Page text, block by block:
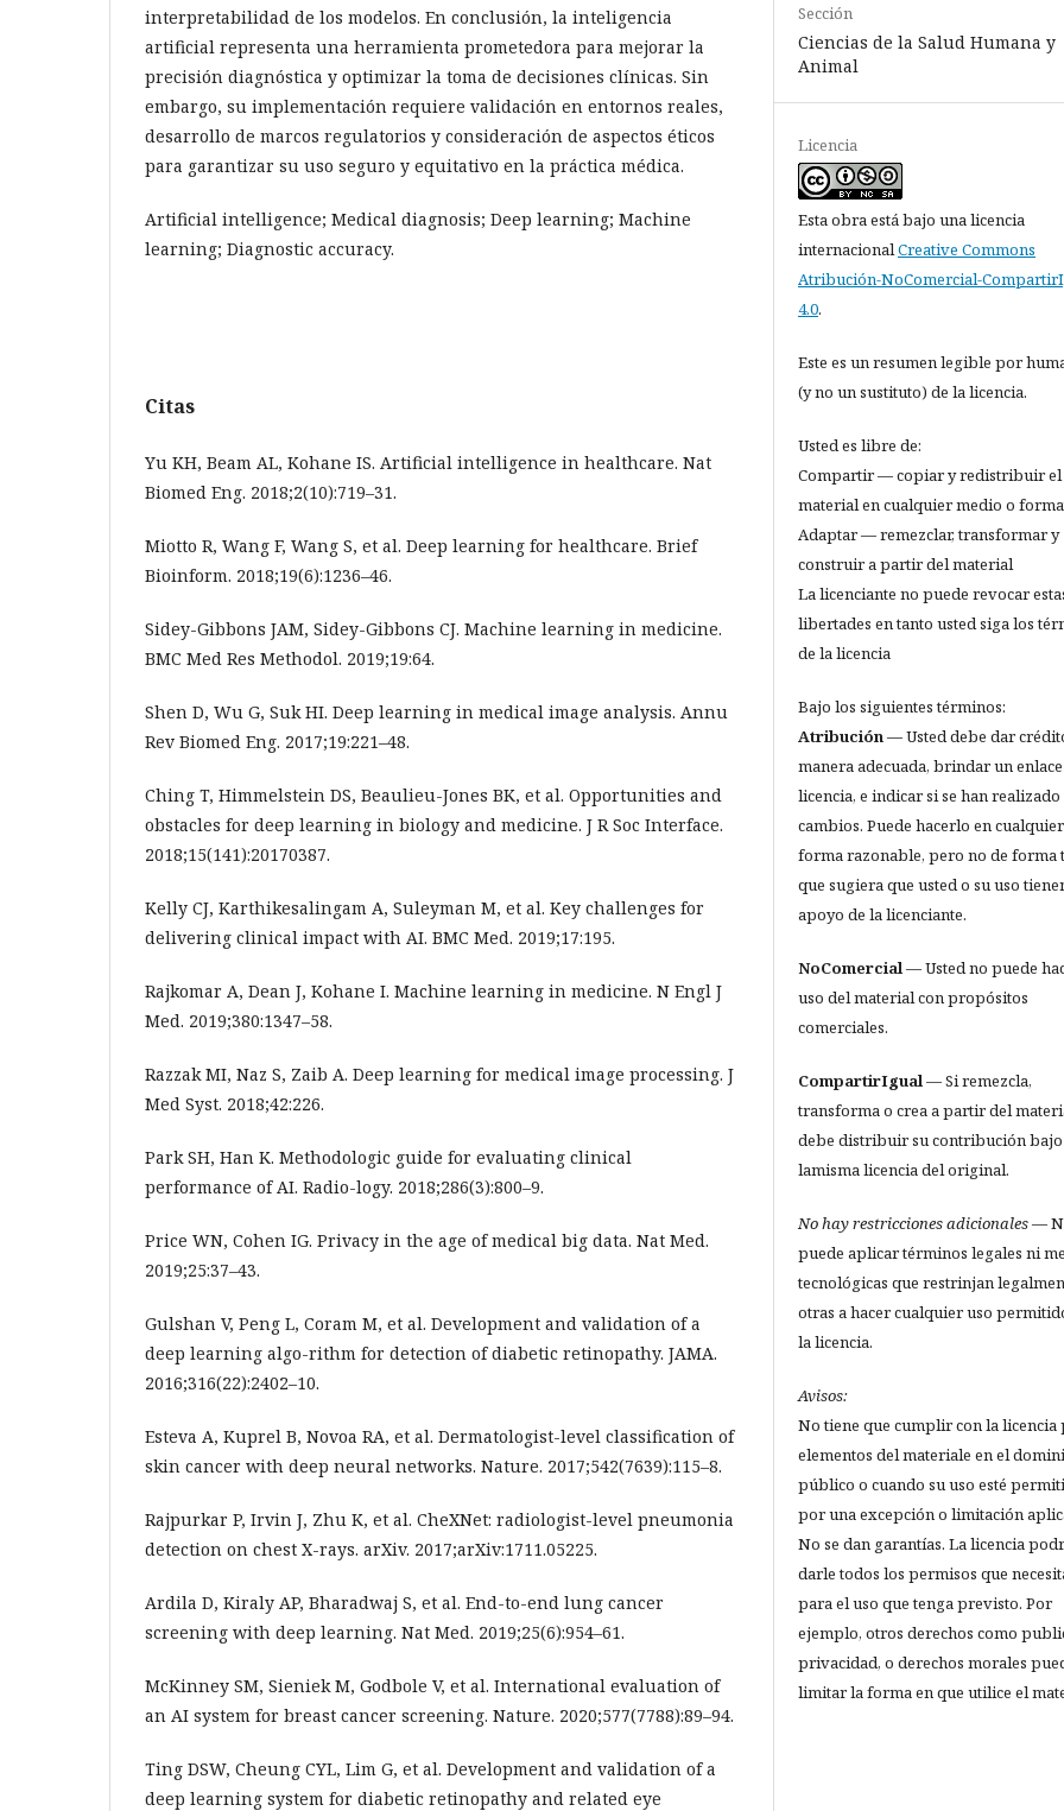
interpretabilidad de los modelos. En conclusión, la inteligencia
artificial representa una herramienta prometedora para mejorar la
precisión diagnóstica y optimizar la toma de decisiones clínicas. Sin
embargo, su implementación requiere validación en entornos reales,
desarrollo de marcos regulatorios y consideración de aspectos éticos
para garantizar su uso seguro y equitativo en la práctica médica.
Artificial intelligence; Medical diagnosis; Deep learning; Machine
learning; Diagnostic accuracy.
Citas
Yu KH, Beam AL, Kohane IS. Artificial intelligence in healthcare. Nat
Biomed Eng. 2018;2(10):719–31.
Miotto R, Wang F, Wang S, et al. Deep learning for healthcare. Brief
Bioinform. 2018;19(6):1236–46.
Sidey-Gibbons JAM, Sidey-Gibbons CJ. Machine learning in medicine.
BMC Med Res Methodol. 2019;19:64.
Shen D, Wu G, Suk HI. Deep learning in medical image analysis. Annu
Rev Biomed Eng. 2017;19:221–48.
Ching T, Himmelstein DS, Beaulieu-Jones BK, et al. Opportunities and
obstacles for deep learning in biology and medicine. J R Soc Interface.
2018;15(141):20170387.
Kelly CJ, Karthikesalingam A, Suleyman M, et al. Key challenges for
delivering clinical impact with AI. BMC Med. 2019;17:195.
Rajkomar A, Dean J, Kohane I. Machine learning in medicine. N Engl J
Med. 2019;380:1347–58.
Razzak MI, Naz S, Zaib A. Deep learning for medical image processing. J
Med Syst. 2018;42:226.
Park SH, Han K. Methodologic guide for evaluating clinical
performance of AI. Radio-logy. 2018;286(3):800–9.
Price WN, Cohen IG. Privacy in the age of medical big data. Nat Med.
2019;25:37–43.
Gulshan V, Peng L, Coram M, et al. Development and validation of a
deep learning algo-rithm for detection of diabetic retinopathy. JAMA.
2016;316(22):2402–10.
Esteva A, Kuprel B, Novoa RA, et al. Dermatologist-level classification of
skin cancer with deep neural networks. Nature. 2017;542(7639):115–8.
Rajpurkar P, Irvin J, Zhu K, et al. CheXNet: radiologist-level pneumonia
detection on chest X-rays. arXiv. 2017;arXiv:1711.05225.
Ardila D, Kiraly AP, Bharadwaj S, et al. End-to-end lung cancer
screening with deep learning. Nat Med. 2019;25(6):954–61.
McKinney SM, Sieniek M, Godbole V, et al. International evaluation of
an AI system for breast cancer screening. Nature. 2020;577(7788):89–94.
Ting DSW, Cheung CYL, Lim G, et al. Development and validation of a
deep learning system for diabetic retinopathy and related eye
Sección
Ciencias de la Salud Humana y
Animal
Licencia
Esta obra está bajo una licencia
internacionalCreative Commons
Atribución-NoComercial-
4.0.
Este es un resumen legible por
(y no un sustituto) de la licencia.
Usted es libre de:
Compartir — copiar y redistribuir el
material en cualquier medio o
Adaptar — remezclar, transformar y
construir a partir del material
La licenciante no puede revocar
libertades en tanto usted siga los
de la licencia
Bajo los siguientes términos:
Atribución— Usted debe dar
manera adecuada, brindar un
licencia, e indicar si se han realizado
cambios. Puede hacerlo en cualquier
forma razonable, pero no de forma
que sugiera que usted o su uso
apoyo de la licenciante.
NoComercial— Usted no puede
uso del material con propósitos
comerciales.
CompartirIgual— Si remezcla,
transforma o crea a partir del
debe distribuir su contribución
lamisma licencia del original.
No hay restricciones adicionales—
puede aplicar términos legales ni
tecnológicas que restrinjan
otras a hacer cualquier uso
la licencia.
Avisos:
No tiene que cumplir con la licencia
elementos del materiale en el
público o cuando su uso esté
por una excepción o limitación
No se dan garantías. La licencia
darle todos los permisos que
para el uso que tenga previsto. Por
ejemplo, otros derechos como
privacidad, o derechos morales
limitar la forma en que utilice el